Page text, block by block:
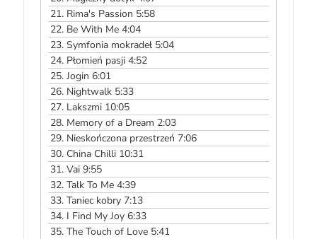
21. Rima's Passion 5:58
22. Be With Me 4:04
23.Symfonia mokradeł 5:04
24. Płomień pasji 4:52
25.Jogin 6:01
26. Nightwalk 5:33
27. Lakszmi 10:05
28. Memory of a Dream 2:03
29. Nieskończona przestrzeń 7:06
30. China Chilli 10:31
31.Vai 9:55
32.Talk To Me 4:39
33.Taniec kobry 7:13
34. I Find My Joy 6:33
35.The Touch of Love 5:41